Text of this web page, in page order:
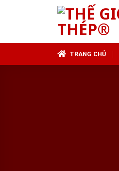
TRANG CHỦ